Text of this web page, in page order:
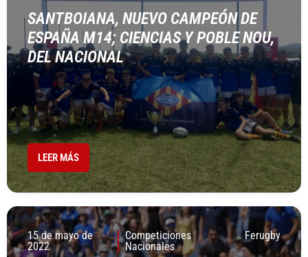
SANTBOIANA, NUEVO CAMPEÓN DE
ESPAÑA M14; CIENCIAS Y POBLE NOU,
DEL NACIONAL
LEER MÁS
15 de mayo de
2022
Competiciones
Nacionales
Ferugby